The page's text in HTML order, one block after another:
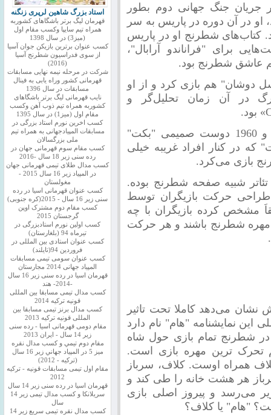
جریان جنگ جهانی دوم بطور
در آن دوره در پاریس به سر
شطرنج او در پاریس
برای "فراناندو آرابال"،
عاشق شطرنج بود.
دهه 1940 با "مارسل دوشان" هم بازی کرد و از او
در آن زمان تحلیل‌گر و
"جان مونتاگ" شاعر که در دهه 1950 و 1960 دوست صمیمی "بکت"
که در کنار افراد غریبه خیلی
بازی می‌کرد.
شبیه صفحه شطرنج بوده.
حرکت بازیگران توسط
مشخص کرده بازیگران با چه
مهره شطرنج باشند و هر حرکت
نشان می‌دهد کاملا تحت تاثیر
نمایشنامه "هام" نام دارد
شطرنج تمام بازی حول شاه
تحرک‌ ترین مهره بازی است.
همراه اوست. کلاف، سرباز
هر هشت خانه را طی کند و
می‌رسد و پیروز اصلی بازی
"هام" یا کلاف؟
استاد بزرگ شاهین لرپری زنگنه
قهرمان لیگ برتر باشگاهای کشوربه
همراه تیم سایپا وکسب مقام اول
(میز3) در سال 1398
کسب عنوان برترین بازیکن جوان آسیا
از سوی فدراسیون شطرنج آسیا
(2016)
شرکت در مرحله نیمه نهایی مسابقات
قهرمانی کشور وراه یابی به فینال
مسابقات در سال 1396
نایب قهرمانی لیگ برتر باشگاهای
کشوربه همراه تیم ذوب آهن وکسب
مقام اول (میز1) در سال 1395
کسب اخرین نورم استاد بزرگی در
مسابقات المپیادجهانی به همراه تیم
ملی بزرگسالان
کسب مقام سوم قهرمانی جهان در
رده سنی زیر 18 سال -2016
کسب مدال طلای تیمی قهرمانی جهان
در المپیاد زیر 16 سال 2015 -
مغولستان
کسب عنوان قهرمانی اسیا در رده
سنی زیر 16 سال - 2015(کره جنوبی)
کسب مقام دوم مشترک اوپن
گرجستان 2015
کسب اولین نورم استادبزرگی در
تیرماه 94 (بلغارستان)
کسب عنوان استادی بین المللی در
فروردین 94(تایلند)
کسب عنوان سومی تیمی مسابقات
المپیاد جهانی 2014 مجارستان
قهرمان اسیا در رده سنی زیر 16 سال
-2014- هند
کسب مدال تیمی مسابقا بین المللی
قونیه ترکیه 2014
کسب مدال برنز تیمی مسابقا بین
المللی قونیه ترکیه 2013
مقام دومی قهرمانی اسیا - رده سنی
زیر 14 سال - ایران 2013
مقام دوم تيمي و كسب مدال نقره
ميز 5 در المپياد جهاني زير 16 سال
(تركيه - 2012)
مقام اول تیمی مسابقات قونیه - ترکیه
2012
قهرمان اسیا در رده سنی زیر 14 سال
سريلانكا و کسب مدال تیمی زیر 14
سال
کسب مدال نقره تیمی سریع زیر 14